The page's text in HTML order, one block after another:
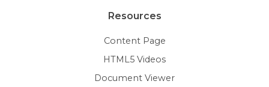
Resources
Content Page
HTML5 Videos
Document Viewer